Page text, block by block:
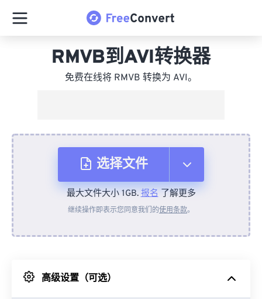
RMVB到AVI转换器
免费在线将 RMVB 转换为 AVI。
选择文件
从设备
来自 Google Drive
最大文件大小 1GB.报名了解更多
继续操作即表示您同意我们的使用条款。
高级设置（可选）